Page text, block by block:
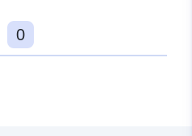
0